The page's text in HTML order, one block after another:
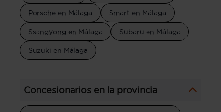
Porsche en Málaga Smart en Málaga
Ssangyong en Málaga Subaru en Málaga
Suzuki en Málaga
Concesionarios en la provincia